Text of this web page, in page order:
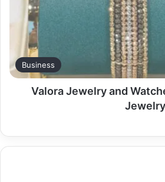
Business
Valora Jewelry and